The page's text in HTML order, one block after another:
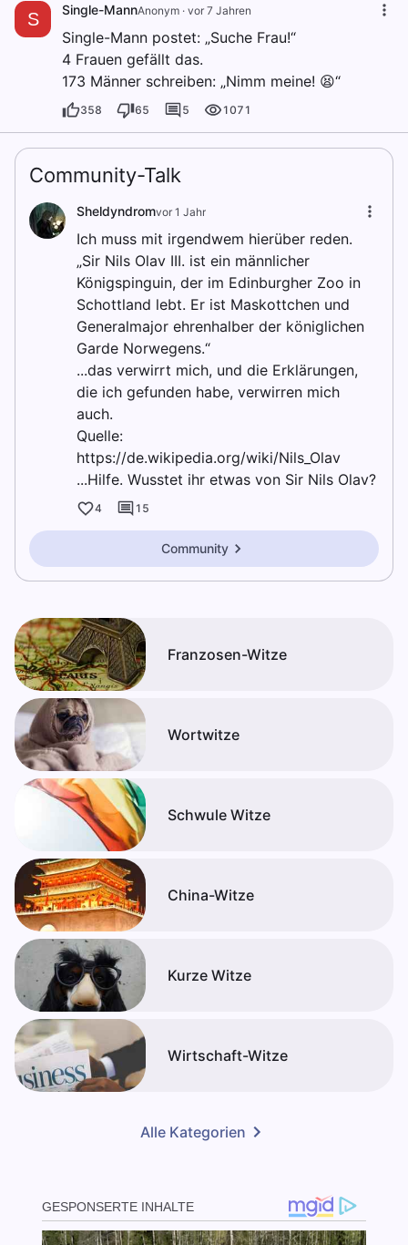
S Single-MannAnonym · vor 7 Jahren
Single-Mann postet: „Suche Frau!“
4 Frauen gefällt das.
173 Männer schreiben: „Nimm meine! 😫“
358 65 5 1071
Community-Talk
Sheldyndromvor 1 Jahr
Ich muss mit irgendwem hierüber reden.
„Sir Nils Olav III. ist ein männlicher
Königspinguin, der im Edinburgher Zoo in
Schottland lebt. Er ist Maskottchen und
Generalmajor ehrenhalber der königlichen
Garde Norwegens.“
...das verwirrt mich, und die Erklärungen,
die ich gefunden habe, verwirren mich
auch.
Quelle:
https://de.wikipedia.org/wiki/Nils_Olav
...Hilfe. Wusstet ihr etwas von Sir Nils Olav?
4 15
Community
Franzosen-Witze
Wortwitze
Schwule Witze
China-Witze
Kurze Witze
Wirtschaft-Witze
Alle Kategorien